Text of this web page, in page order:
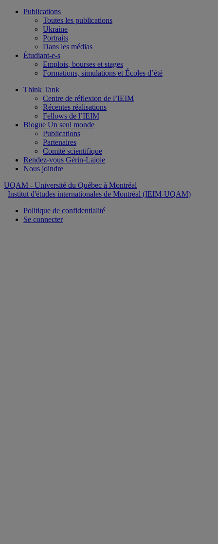
Publications
Toutes les publications
Ukraine
Portraits
Dans les médias
Étudiant-e-s
Emplois, bourses et stages
Formations, simulations et Écoles d’été
Think Tank
Centre de réflexion de l’IEIM
Récentes réalisations
Fellows de l’IEIM
Blogue Un seul monde
Publications
Partenaires
Comité scientifique
Rendez-vous Gérin-Lajoie
Nous joindre
UQAM - Université du Québec à Montréal
Institut d'études internationales de Montréal (IEIM-UQAM)
Politique de confidentialité
Se connecter